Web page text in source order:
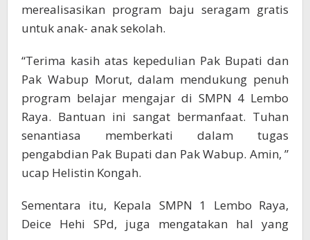
merealisasikan program baju seragam gratis
untuk anak- anak sekolah.
“Terima kasih atas kepedulian Pak Bupati dan
Pak Wabup Morut, dalam mendukung penuh
program belajar mengajar di SMPN 4 Lembo
Raya. Bantuan ini sangat bermanfaat. Tuhan
senantiasa memberkati dalam tugas
pengabdian Pak Bupati dan Pak Wabup. Amin, ”
ucap Helistin Kongah.
Sementara itu, Kepala SMPN 1 Lembo Raya,
Deice Hehi SPd, juga mengatakan hal yang